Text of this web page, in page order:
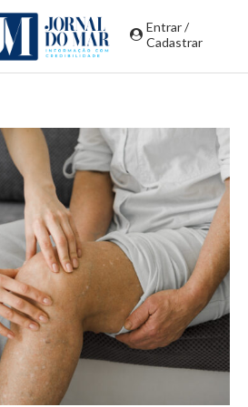
Entrar /
Cadastrar